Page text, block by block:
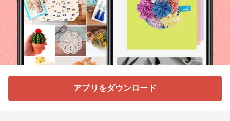
アプリをダウンロード